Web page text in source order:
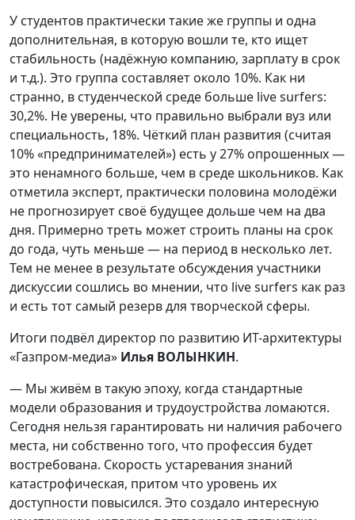
У студентов практически такие же группы и одна
дополнительная, в которую вошли те, кто ищет
стабильность (надёжную компанию, зарплату в срок
и т.д.). Это группа составляет около 10%. Как ни
странно, в студенческой среде больше live surfers:
30,2%. Не уверены, что правильно выбрали вуз или
специальность, 18%. Чёткий план развития (считая
10% «предпринимателей») есть у 27% опрошенных —
это ненамного больше, чем в среде школьников. Как
отметила эксперт, практически половина молодёжи
не прогнозирует своё будущее дольше чем на два
дня. Примерно треть может строить планы на срок
до года, чуть меньше — на период в несколько лет.
Тем не менее в результате обсуждения участники
дискуссии сошлись во мнении, что live surfers как раз
и есть тот самый резерв для творческой сферы.
Итоги подвёл директор по развитию ИТ-архитектуры
«Газпром-медиа» Илья ВОЛЫНКИН.
— Мы живём в такую эпоху, когда стандартные
модели образования и трудоустройства ломаются.
Сегодня нельзя гарантировать ни наличия рабочего
места, ни собственно того, что профессия будет
востребована. Скорость устаревания знаний
катастрофическая, притом что уровень их
доступности повысился. Это создало интересную